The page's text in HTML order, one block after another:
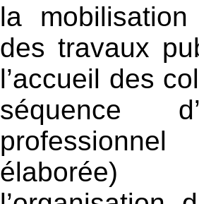
la
des travaux
l’accueil des
séquence
élaborée)